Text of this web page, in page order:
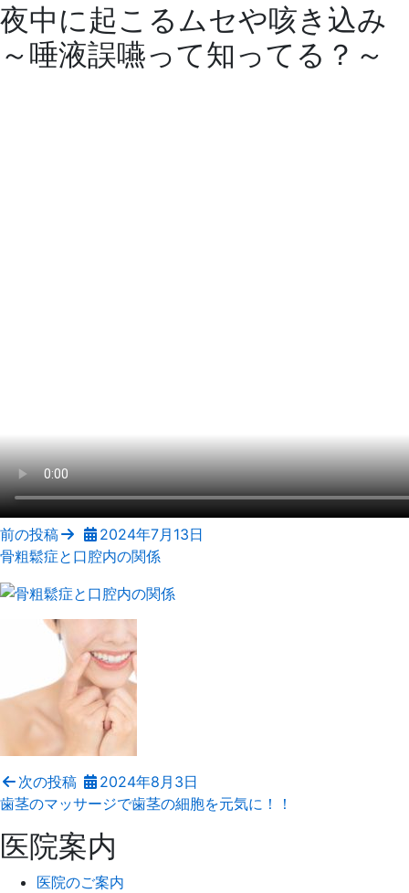
夜中に起こるムセや咳き込み
～唾液誤嚥って知ってる？～
前の投稿
2024年7月13日
骨粗鬆症と口腔内の関係
次の投稿
2024年8月3日
歯茎のマッサージで歯茎の細胞を元気に！！
医院案内
医院のご案内